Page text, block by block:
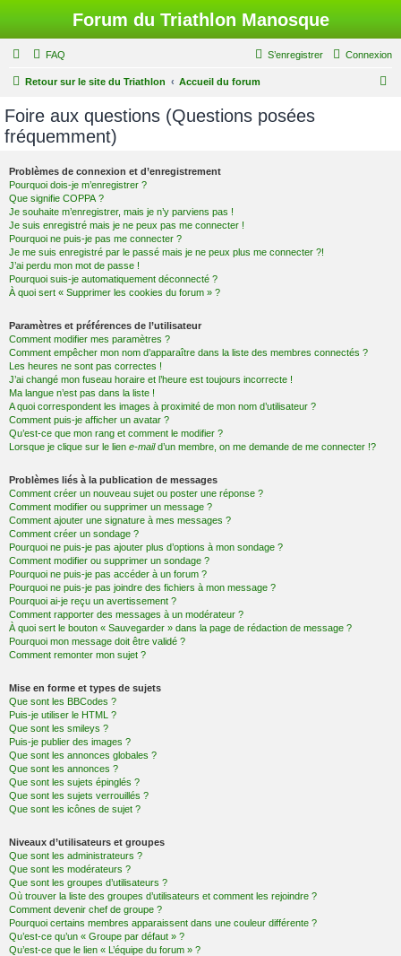
Forum du Triathlon Manosque
FAQ Connexion
S’enregistrer
Retour sur le site du Triathlon Accueil du forum
Foire aux questions (Questions posées
fréquemment)
Problèmes de connexion et d’enregistrement
Pourquoi dois-je m’enregistrer ?
Que signifie COPPA ?
Je souhaite m’enregistrer, mais je n’y parviens pas !
Je suis enregistré mais je ne peux pas me connecter !
Pourquoi ne puis-je pas me connecter ?
Je me suis enregistré par le passé mais je ne peux plus me connecter ?!
J’ai perdu mon mot de passe !
Pourquoi suis-je automatiquement déconnecté ?
À quoi sert « Supprimer les cookies du forum » ?
Paramètres et préférences de l’utilisateur
Comment modifier mes paramètres ?
Comment empêcher mon nom d’apparaître dans la liste des membres connectés ?
Les heures ne sont pas correctes !
J’ai changé mon fuseau horaire et l’heure est toujours incorrecte !
Ma langue n’est pas dans la liste !
A quoi correspondent les images à proximité de mon nom d’utilisateur ?
Comment puis-je afficher un avatar ?
Qu’est-ce que mon rang et comment le modifier ?
Lorsque je clique sur le lien e-maild’un membre, on me demande de me connecter !?
Problèmes liés à la publication de messages
Comment créer un nouveau sujet ou poster une réponse ?
Comment modifier ou supprimer un message ?
Comment ajouter une signature à mes messages ?
Comment créer un sondage ?
Pourquoi ne puis-je pas ajouter plus d’options à mon sondage ?
Comment modifier ou supprimer un sondage ?
Pourquoi ne puis-je pas accéder à un forum ?
Pourquoi ne puis-je pas joindre des fichiers à mon message ?
Pourquoi ai-je reçu un avertissement ?
Comment rapporter des messages à un modérateur ?
À quoi sert le bouton « Sauvegarder » dans la page de rédaction de message ?
Pourquoi mon message doit être validé ?
Comment remonter mon sujet ?
Mise en forme et types de sujets
Que sont les BBCodes ?
Puis-je utiliser le HTML ?
Que sont les smileys ?
Puis-je publier des images ?
Que sont les annonces globales ?
Que sont les annonces ?
Que sont les sujets épinglés ?
Que sont les sujets verrouillés ?
Que sont les icônes de sujet ?
Niveaux d’utilisateurs et groupes
Que sont les administrateurs ?
Que sont les modérateurs ?
Que sont les groupes d’utilisateurs ?
Où trouver la liste des groupes d’utilisateurs et comment les rejoindre ?
Comment devenir chef de groupe ?
Pourquoi certains membres apparaissent dans une couleur différente ?
Qu’est-ce qu’un « Groupe par défaut » ?
Qu’est-ce que le lien « L’équipe du forum » ?